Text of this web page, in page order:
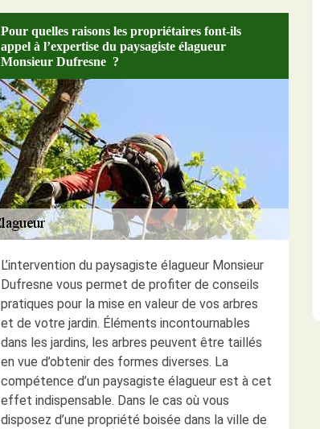
Pour quelles raisons les propriétaires font-ils
appel à l’expertise du paysagiste élagueur
Monsieur Dufresne ?
L’intervention du paysagiste élagueur Monsieur
Dufresne vous permet de profiter de conseils
pratiques pour la mise en valeur de vos arbres
et de votre jardin. Éléments incontournables
dans les jardins, les arbres peuvent être taillés
en vue d’obtenir des formes diverses. La
compétence d’un paysagiste élagueur est à cet
effet indispensable. Dans le cas où vous
disposez d’une propriété boisée dans la ville de